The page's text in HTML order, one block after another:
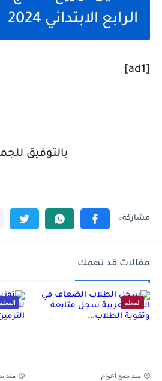
الرابع الابتدائي 2024
[ad1]
بالتوفيق
مقالات قد تهمك
المعلم
منذ بضع اعوام
المعلم
منذ